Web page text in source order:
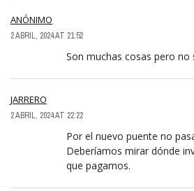
ANÓNIMO
2 ABRIL, 2024 AT 21:52
Son muchas cosas pero no
JARRERO
2 ABRIL, 2024 AT 22:22
Por el nuevo puente no
Deberíamos mirar dónde
que pagamos.